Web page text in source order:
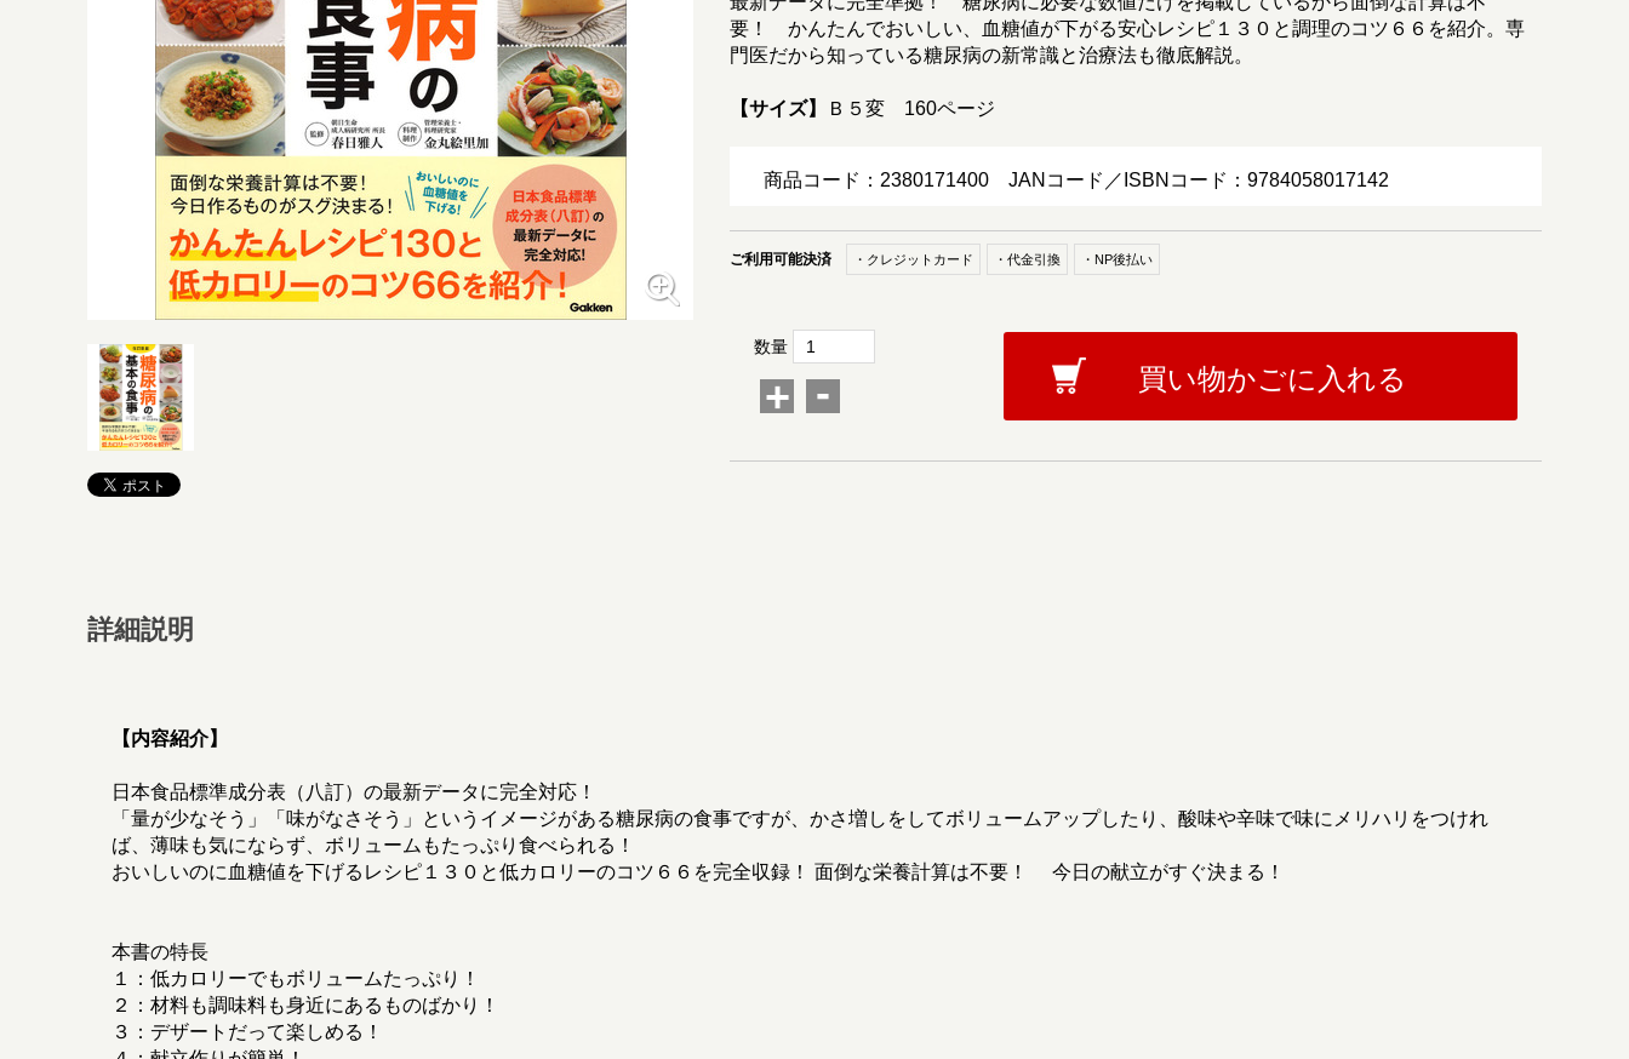
要！ かんたんでおいしい、血糖値が下がる安心レシピ１３０と調理のコツ６６を紹介。専
門医だから知っている糖尿病の新常識と治療法も徹底解説。
【サイズ】 Ｂ５変 160ページ
商品コード：2380171400 JANコード／ISBNコード：9784058017142
ご利用可能決済 ・クレジットカード ・代金引換 ・NP後払い
数量
+ - 買い物かごに入れる
詳細説明
【内容紹介】
日本食品標準成分表（八訂）の最新データに完全対応！
「量が少なそう」「味がなさそう」というイメージがある糖尿病の食事ですが、かさ増しをしてボリュームアップしたり、酸味や辛味で味にメリハリをつけれ
ば、薄味も気にならず、ボリュームもたっぷり食べられる！
おいしいのに血糖値を下げるレシピ１３０と低カロリーのコツ６６を完全収録！ 面倒な栄養計算は不要！ 今日の献立がすぐ決まる！
本書の特長
１：低カロリーでもボリュームたっぷり！
２：材料も調味料も身近にあるものばかり！
３：デザートだって楽しめる！